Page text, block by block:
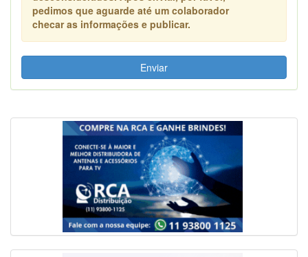
pedimos que aguarde até um colaborador
checar as informações e publicar.
Enviar